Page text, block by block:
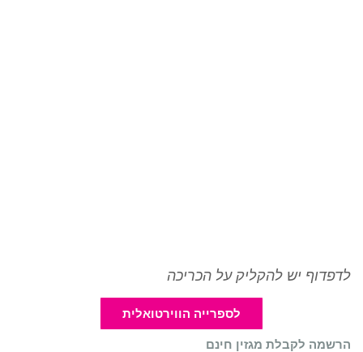
לדפדוף יש להקליק על הכריכה
לספרייה הווירטואלית
הרשמה לקבלת מגזין חינם